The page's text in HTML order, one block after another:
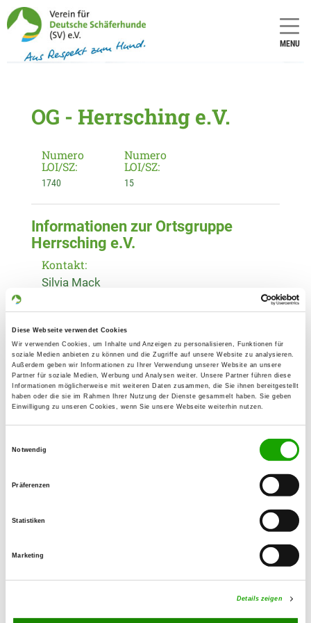
Diese Webseite verwendet Cookies
Wir verwenden Cookies, um Inhalte und Anzeigen zu personalisieren, Funktionen für
soziale Medien anbieten zu können und die Zugriffe auf unsere Website zu analysieren.
Außerdem geben wir Informationen zu Ihrer Verwendung unserer Website an unsere
Partner für soziale Medien, Werbung und Analysen weiter. Unsere Partner führen diese
Informationen möglicherweise mit weiteren Daten zusammen, die Sie ihnen bereitgestellt
haben oder die sie im Rahmen Ihrer Nutzung der Dienste gesammelt haben. Sie geben
Einwilligung zu unseren Cookies, wenn Sie unsere Webseite weiterhin nutzen.
Notwendig
Präferenzen
Statistiken
Marketing
Details zeigen
MENU
OG - Herrsching e.V.
Numero
LOI/SZ:
1740
Numero
LOI/SZ:
15
Informationen zur Ortsgruppe
Herrsching e.V.
Kontakt:
Silvia Mack
82211 Herrsching
Übungsplatz:
Gewerbestraße
82211 Herrsching
Numero di telefono:
08152 2508
Homepage:
Faehrte, Unterordnung, Schutzdienst